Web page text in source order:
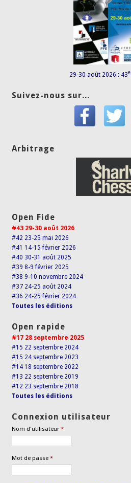
29-30 août 2026 : 43e
Suivez-nous sur...
Arbitrage
Open Fide
#43 29-30 août 2026
#42 23-25 mai 2026
#41 14-15 février 2026
#40 30-31 août 2025
#39 8-9 février 2025
#38 9-10 novembre 2024
#37 24-25 août 2024
#36 24-25 février 2024
Toutes les éditions
Open rapide
#17 28 septembre 2025
#15 22 septembre 2024
#15 24 septembre 2023
#14 18 septembre 2022
#13 22 septembre 2019
#12 23 septembre 2018
Toutes les éditions
Connexion utilisateur
Nom d'utilisateur*
Mot de passe*